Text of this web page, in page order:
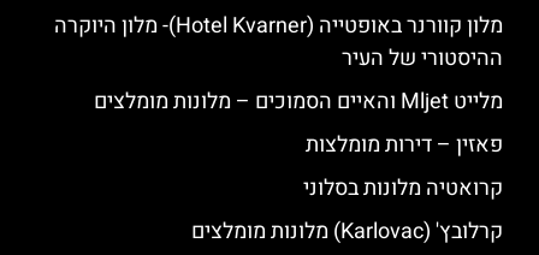
מלון קוורנר באופטייה (Hotel Kvarner)- מלון היוקרה
ההיסטורי של העיר
מלייט Mljet והאיים הסמוכים – מלונות מומלצים
פאזין – דירות מומלצות
קרואטיה מלונות בסלוני
קרלובץ' (Karlovac) מלונות מומלצים